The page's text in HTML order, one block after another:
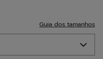
Guia dos tamanhos